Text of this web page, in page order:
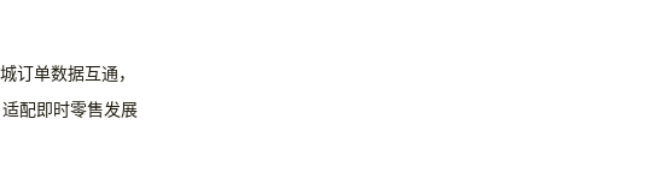
订单数据互通，
配即时零售发展